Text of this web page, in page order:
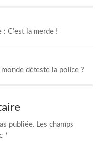
C’est la merde !
déteste la police ?
publiée. Les champs
*